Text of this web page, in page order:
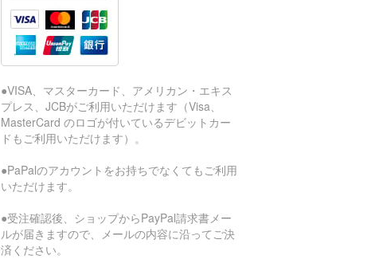
●VISA、マスターカード、アメリカン・エキス
プレス、JCBがご利用いただけます（Visa、
MasterCard のロゴが付いているデビットカー
ドもご利用いただけます）。
●PaPalのアカウントをお持ちでなくてもご利用
いただけます。
●受注確認後、ショップからPayPal請求書メー
ルが届きますので、メールの内容に沿ってご決
済ください。